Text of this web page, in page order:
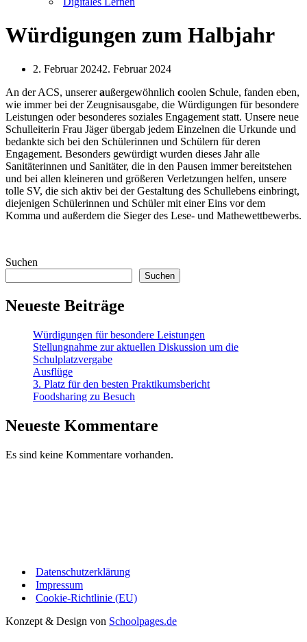
Würdigungen zum Halbjahr
2. Februar 20242. Februar 2024
An der ACS, unsereraußergewöhnlich coolen Schule, fanden eben,
wie immer bei der Zeugnisausgabe, die Würdigungen für besondere
Leistungen oder besonderes soziales Engagement statt. Unsere neue
Schulleiterin Frau Jäger übergab jedem Einzelnen die Urkunde und
bedankte sich bei den Schülerinnen und Schülern für deren
Engagement. Besonders gewürdigt wurden dieses Jahr alle
Sanitäterinnen und Sanitäter, die in den Pausen immer bereitstehen
und bei allen kleineren und größeren Verletzungen helfen, unsere
tolle SV, die sich aktiv bei der Gestaltung des Schullebens einbringt,
diejenigen Schülerinnen und Schüler mit einer Eins vor dem
Komma und außerdem die Sieger des Lese- und Mathewettbewerbs.
Suchen
Suchen
Neueste Beiträge
Würdigungen für besondere Leistungen
Stellungnahme zur aktuellen Diskussion um die
Schulplatzvergabe
Ausflüge
3. Platz für den besten Praktikumsbericht
Foodsharing zu Besuch
Neueste Kommentare
Es sind keine Kommentare vorhanden.
Datenschutzerklärung
Impressum
Cookie-Richtlinie (EU)
Konzept & Design von Schoolpages.de